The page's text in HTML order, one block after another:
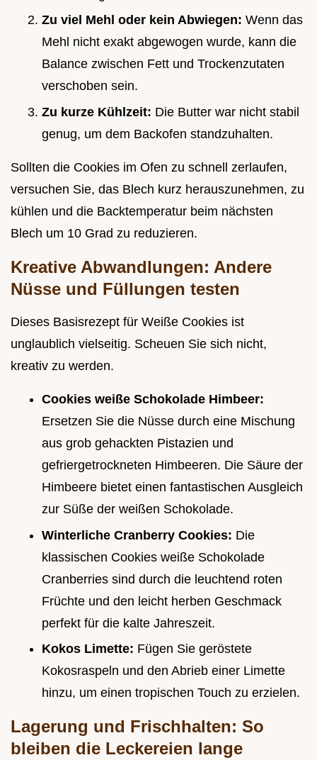
Zu viel Mehl oder kein Abwiegen: Wenn das
Mehl nicht exakt abgewogen wurde, kann die
Balance zwischen Fett und Trockenzutaten
verschoben sein.
Zu kurze Kühlzeit: Die Butter war nicht stabil
genug, um dem Backofen standzuhalten.
Sollten die Cookies im Ofen zu schnell zerlaufen,
versuchen Sie, das Blech kurz herauszunehmen, zu
kühlen und die Backtemperatur beim nächsten
Blech um 10 Grad zu reduzieren.
Kreative Abwandlungen: Andere
Nüsse und Füllungen testen
Dieses Basisrezept für Weiße Cookies ist
unglaublich vielseitig. Scheuen Sie sich nicht,
kreativ zu werden.
Cookies weiße Schokolade Himbeer:
Ersetzen Sie die Nüsse durch eine Mischung
aus grob gehackten Pistazien und
gefriergetrockneten Himbeeren. Die Säure der
Himbeere bietet einen fantastischen Ausgleich
zur Süße der weißen Schokolade.
Winterliche Cranberry Cookies: Die
klassischen Cookies weiße Schokolade
Cranberries sind durch die leuchtend roten
Früchte und den leicht herben Geschmack
perfekt für die kalte Jahreszeit.
Kokos Limette: Fügen Sie geröstete
Kokosraspeln und den Abrieb einer Limette
hinzu, um einen tropischen Touch zu erzielen.
Lagerung und Frischhalten: So
bleiben die Leckereien lange